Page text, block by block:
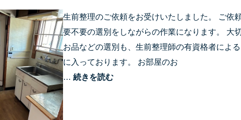
生前整理のご依頼をお受けいたしました。 ご依
要不要の選別をしながらの作業になります。 大
お品などの選別も、生前整理師の有資格者によ
に入っております。 お部屋のお
…続きを読む